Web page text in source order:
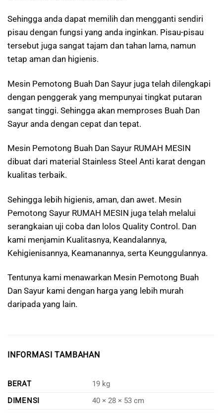
Sehingga anda dapat memilih dan mengganti sendiri
pisau dengan fungsi yang anda inginkan. Pisau-pisau
tersebut juga sangat tajam dan tahan lama, namun
tetap aman dan higienis.
Mesin Pemotong Buah Dan Sayur juga telah dilengkapi
dengan penggerak yang mempunyai tingkat putaran
sangat tinggi. Sehingga akan memproses Buah Dan
Sayur anda dengan cepat dan tepat.
Mesin Pemotong Buah Dan Sayur RUMAH MESIN
dibuat dari material Stainless Steel Anti karat dengan
kualitas terbaik.
Sehingga lebih higienis, aman, dan awet. Mesin
Pemotong Sayur RUMAH MESIN juga telah melalui
serangkaian uji coba dan lolos Quality Control. Dan
kami menjamin Kualitasnya, Keandalannya,
Kehigienisannya, Keamanannya, serta Keunggulannya.
Tentunya kami menawarkan Mesin Pemotong Buah
Dan Sayur kami dengan harga yang lebih murah
daripada yang lain.
INFORMASI TAMBAHAN
BERAT
19 kg
DIMENSI
40 × 28 × 53 cm